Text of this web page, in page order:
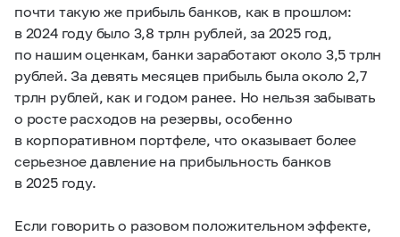
почти такую же прибыль банков, как в прошлом:
в 2024 году было 3,8 трлн рублей, за 2025 год,
по нашим оценкам, банки заработают около 3,5 трлн
рублей. За девять месяцев прибыль была около 2,7
трлн рублей, как и годом ранее. Но нельзя забывать
о росте расходов на резервы, особенно
в корпоративном портфеле, что оказывает более
серьезное давление на прибыльность банков
в 2025 году.
Если говорить о разовом положительном эффекте,